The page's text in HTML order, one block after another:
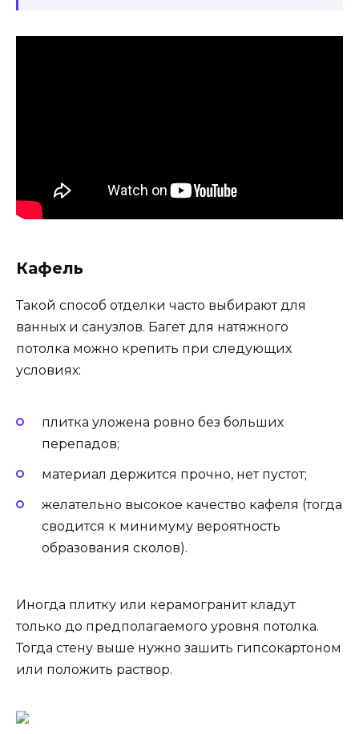
Кафель
Такой способ отделки часто выбирают для
ванных и санузлов. Багет для натяжного
потолка можно крепить при следующих
условиях:
плитка уложена ровно без больших
перепадов;
материал держится прочно, нет пустот;
желательно высокое качество кафеля (тогда
сводится к минимуму вероятность
образования сколов).
Иногда плитку или керамогранит кладут
только до предполагаемого уровня потолка.
Тогда стену выше нужно зашить гипсокартоном
или положить раствор.